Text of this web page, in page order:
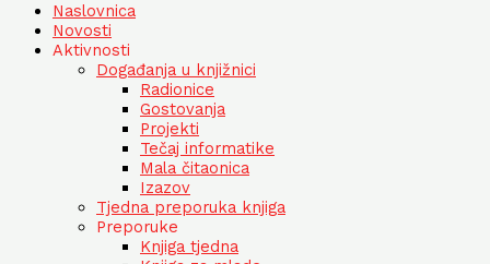
Naslovnica
Novosti
Aktivnosti
Događanja u knjižnici
Radionice
Gostovanja
Projekti
Tečaj informatike
Mala čitaonica
Izazov
Tjedna preporuka knjiga
Preporuke
Knjiga tjedna